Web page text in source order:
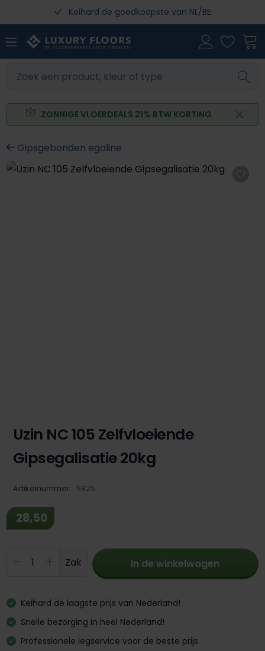
Ga naar de hoofdinhoudKeihard de goedkoopste van NL/BE
ZONNIGE VLOERDEALS 21% BTW KORTING
Gipsgebonden egaline
Afbeeldingengalerij overslaan
Uzin NC 105 Zelfvloeiende
Gipsegalisatie 20kg
Artikelnummer: 5825
28,50
Producthoeveelheid: Voer de
Zak In de winkelwagen
Keihard de laagste prijs van Nederland!
Snelle bezorging in heel Nederland!
Professionele legservice voor de beste prijs